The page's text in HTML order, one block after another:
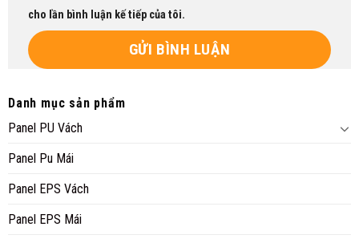
cho lần bình luận kế tiếp của tôi.
Danh mục sản phẩm
Panel PU Vách
Panel Pu Mái
Panel EPS Vách
Panel EPS Mái